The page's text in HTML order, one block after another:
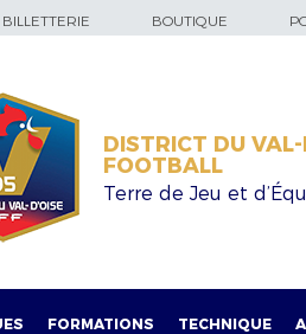
BILLETTERIE BOUTIQUE
DISTRICT DU
FOOTBALL
Terre de Jeu et
FORMATIONS TECHNIQUE